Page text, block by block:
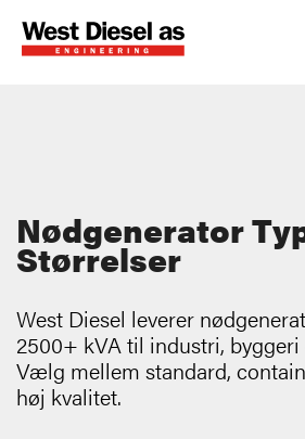
Nødgenerator
Størrelser
West Diesel leverer
2500+ kVA til industri,
Vælg mellem standard,
høj kvalitet.